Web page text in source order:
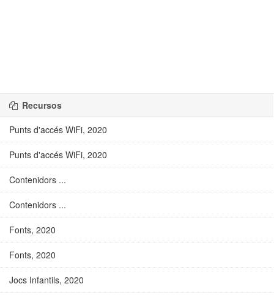
Recursos
Punts d'accés WiFi, 2020
Punts d'accés WiFi, 2020
Contenidors ...
Contenidors ...
Fonts, 2020
Fonts, 2020
Jocs Infantils, 2020